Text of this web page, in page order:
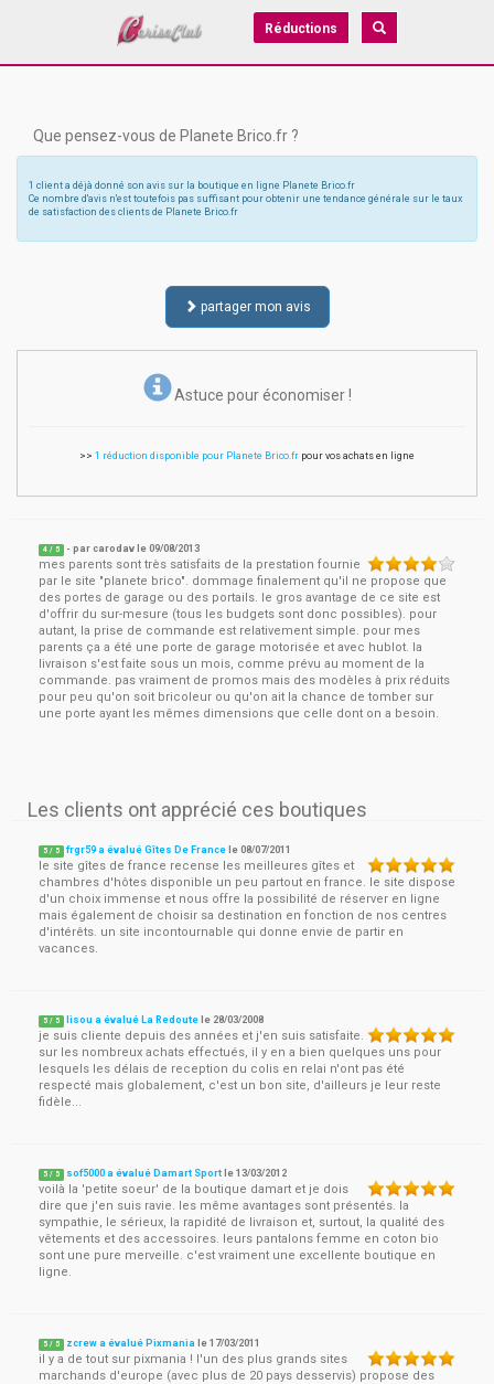
Réductions
Que pensez-vous de Planete Brico.fr ?
1 client a déjà donné son avis sur la boutique en ligne Planete Brico.fr
Ce nombre d'avis n'est toutefois pas suffisant pour obtenir une tendance générale sur le taux
de satisfaction des clients de Planete Brico.fr
partager mon avis
Astuce pour économiser !
>> 1 réduction disponible pour Planete Brico.fr pour vos achats en ligne
4 / 5 - parcarodav le09/08/2013
mes parents sont très satisfaits de la prestation fournie
par le site "planete brico". dommage finalement qu'il ne propose que
des portes de garage ou des portails. le gros avantage de ce site est
d'offrir du sur-mesure (tous les budgets sont donc possibles). pour
autant, la prise de commande est relativement simple. pour mes
parents ça a été une porte de garage motorisée et avec hublot. la
livraison s'est faite sous un mois, comme prévu au moment de la
commande. pas vraiment de promos mais des modèles à prix réduits
pour peu qu'on soit bricoleur ou qu'on ait la chance de tomber sur
une porte ayant les mêmes dimensions que celle dont on a besoin.
Les clients ont apprécié ces boutiques
5 / 5 frgr59 a évalué Gîtes De France le08/07/2011
le site gîtes de france recense les meilleures gîtes et
chambres d'hôtes disponible un peu partout en france. le site dispose
d'un choix immense et nous offre la possibilité de réserver en ligne
mais également de choisir sa destination en fonction de nos centres
d'intérêts. un site incontournable qui donne envie de partir en
vacances.
5 / 5 lisou a évalué La Redoute le 28/03/2008
je suis cliente depuis des années et j'en suis satisfaite.
sur les nombreux achats effectués, il y en a bien quelques uns pour
lesquels les délais de reception du colis en relai n'ont pas été
respecté mais globalement, c'est un bon site, d'ailleurs je leur reste
fidèle...
5 / 5 sof5000 a évalué Damart Sport le13/03/2012
voilà la 'petite soeur' de la boutique damart et je dois
dire que j'en suis ravie. les même avantages sont présentés. la
sympathie, le sérieux, la rapidité de livraison et, surtout, la qualité des
vêtements et des accessoires. leurs pantalons femme en coton bio
sont une pure merveille. c'est vraiment une excellente boutique en
ligne.
5 / 5 zcrew a évalué Pixmania le17/03/2011
il y a de tout sur pixmania ! l'un des plus grands sites
marchands d'europe (avec plus de 20 pays desservis) propose des